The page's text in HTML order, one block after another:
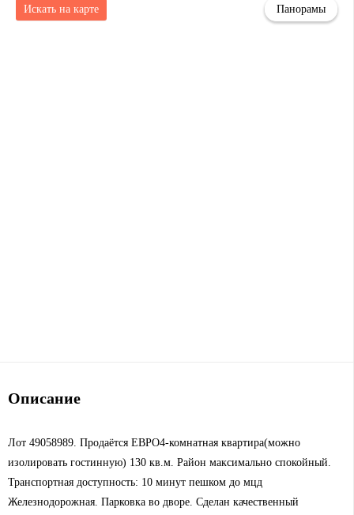
Описание
Лот 49058989. Продаётся ЕВРО4-комнатная квартира(можно
изолировать гостинную) 130 кв.м. Район максимально спокойный.
Транспортная доступность: 10 минут пешком до мцд
Железнодорожная. Парковка во дворе. Сделан качественный
Искать на карте Панорамы